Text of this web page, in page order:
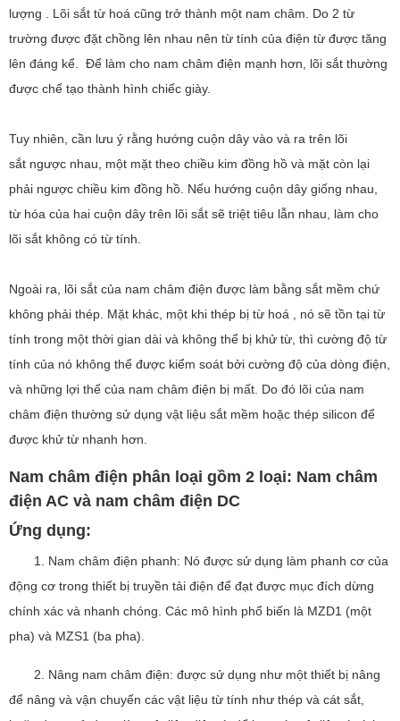
lượng . Lõi sắt từ hoá cũng trở thành một nam châm. Do 2 từ
trường được đặt chồng lên nhau nên từ tính của điện từ được tăng
lên đáng kể. Để làm cho nam châm điện mạnh hơn, lõi sắt thường
được chế tạo thành hình chiếc giày.
Tuy nhiên, cần lưu ý rằng hướng cuộn dây vào và ra trên lõi
sắt ngược nhau, một mặt theo chiều kim đồng hồ và mặt còn lại
phải ngược chiều kim đồng hồ. Nếu hướng cuộn dây giống nhau,
từ hóa của hai cuộn dây trên lõi sắt sẽ triệt tiêu lẫn nhau, làm cho
lõi sắt không có từ tính.
Ngoài ra, lõi sắt của nam châm điện được làm bằng sắt mềm chứ
không phải thép. Mặt khác, một khi thép bị từ hoá , nó sẽ tồn tại từ
tính trong một thời gian dài và không thể bị khử từ, thì cường độ từ
tính của nó không thể được kiểm soát bởi cường độ của dòng điện,
và những lợi thế của nam châm điện bị mất. Do đó lõi của nam
châm điện thường sử dụng vật liệu sắt mềm hoặc thép silicon để
được khử từ nhanh hơn.
Nam châm điện phân loại gồm 2 loại: Nam châm
điện AC và nam châm điện DC
Ứng dụng:
1. Nam châm điện phanh: Nó được sử dụng làm phanh cơ của
động cơ trong thiết bị truyền tải điện để đạt được mục đích dừng
chính xác và nhanh chóng. Các mô hình phổ biến là MZD1 (một
pha) và MZS1 (ba pha).
2. Nâng nam châm điện: được sử dụng như một thiết bị nâng
để nâng và vận chuyển các vật liệu từ tính như thép và cát sắt,